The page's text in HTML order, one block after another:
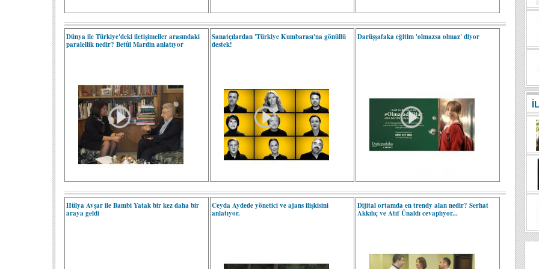
Dünya ile Türkiye'deki iletişimciler arasındaki
paralellik nedir? Betûl Mardin anlatıyor
Sanatçılardan 'Türkiye Kumbarası'na gönüllü
destek!
Darüşşafaka eğitim 'olmazsa olmaz' diyor
Hülya Avşar ile Bambi Yatak bir kez daha bir
araya geldi
Ceyda Aydede yönetici ve ajans ilişkisini
anlatıyor.
Dijital ortamda en trendy alan nedir? Serhat
Akkılıç ve Atıf Ünaldı cevaplıyor...